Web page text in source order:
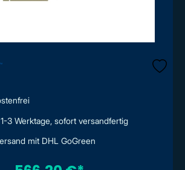
3 Werktage, sofort versandfertig
mit DHL GoGreen